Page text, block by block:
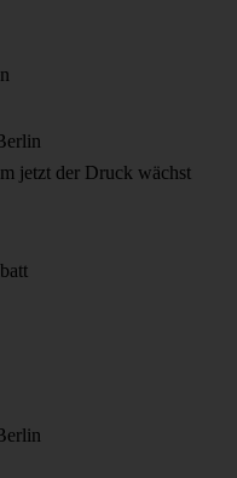
jetzt der Druck wächst